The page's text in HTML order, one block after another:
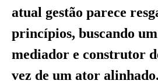
atual gestão parece
princípios, buscando
mediador e construtor
vez de um ator